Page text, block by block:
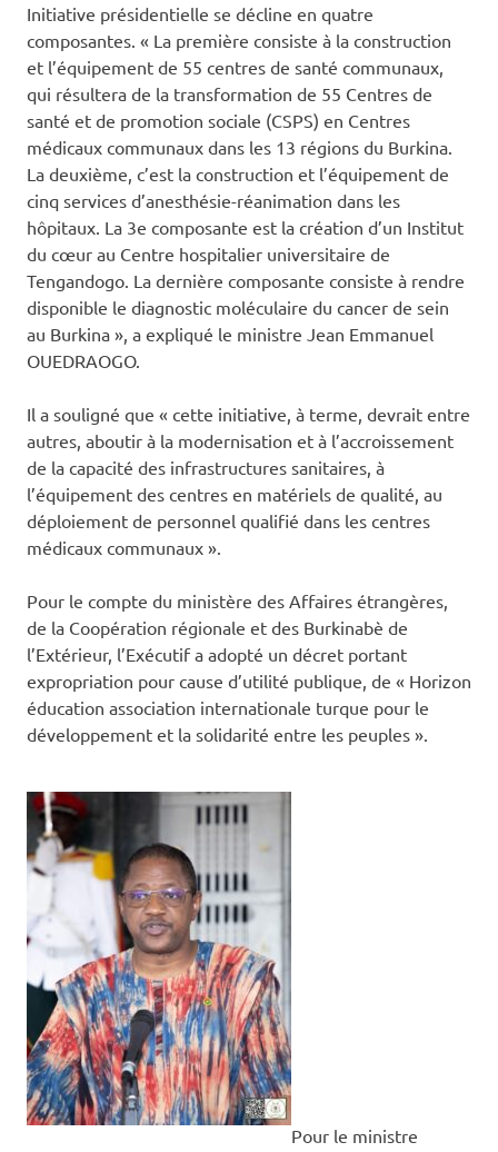
Initiative présidentielle se décline en quatre
composantes. « La première consiste à la construction
et l’équipement de 55 centres de santé communaux,
qui résultera de la transformation de 55 Centres de
santé et de promotion sociale (CSPS) en Centres
médicaux communaux dans les 13 régions du Burkina.
La deuxième, c’est la construction et l’équipement de
cinq services d’anesthésie-réanimation dans les
hôpitaux. La 3e composante est la création d’un Institut
du cœur au Centre hospitalier universitaire de
Tengandogo. La dernière composante consiste à rendre
disponible le diagnostic moléculaire du cancer de sein
au Burkina », a expliqué le ministre Jean Emmanuel
OUEDRAOGO.
Il a souligné que « cette initiative, à terme, devrait entre
autres, aboutir à la modernisation et à l’accroissement
de la capacité des infrastructures sanitaires, à
l’équipement des centres en matériels de qualité, au
déploiement de personnel qualifié dans les centres
médicaux communaux ».
Pour le compte du ministère des Affaires étrangères,
de la Coopération régionale et des Burkinabè de
l’Extérieur, l’Exécutif a adopté un décret portant
expropriation pour cause d’utilité publique, de « Horizon
éducation association internationale turque pour le
développement et la solidarité entre les peuples ».
Pour le ministre